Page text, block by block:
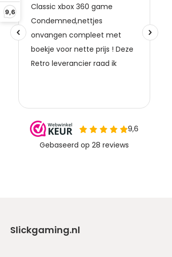
9,6
Slickgaming.nl